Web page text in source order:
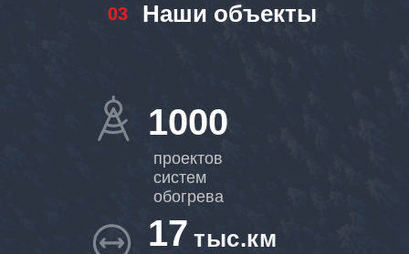
17
проектов
систем
обогрева
1000
Наши объекты
03
тыс.км